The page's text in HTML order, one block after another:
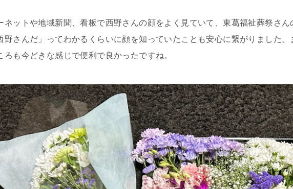
ネットや地域新聞、看板で西野さんの顔をよく見ていて、東葛福祉葬祭さん
野さんだ」ってわかるくらいに顔を知っていたことも安心に繋がりました
ろも今どきな感じで便利で良かったですね。